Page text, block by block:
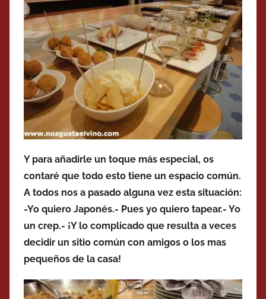
Y para añadirle un toque más especial, os
contaré que todo esto tiene un espacio común.
A todos nos a pasado alguna vez esta situación:
-Yo quiero Japonés.- Pues yo quiero tapear.- Yo
un crep.- ¡Y lo complicado que resulta a veces
decidir un sitio común con amigos o los mas
pequeños de la casa!